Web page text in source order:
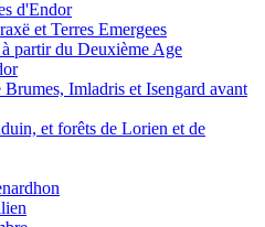
d'Endor
et Terres Emergees
partir du Deuxième Age
Brumes, Imladris et Isengard avant
et forêts de Lorien et de